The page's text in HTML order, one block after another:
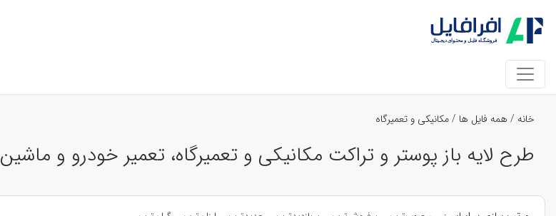
خانه / همه فایل ها /مکانیکی و تعمیرگاه
طرح لایه باز پوستر و تراکت مکانیکی و تعمیرگاه، تعمیر خودرو و ماشین